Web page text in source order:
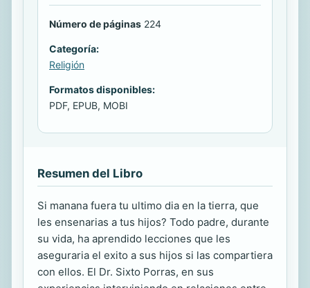
Número de páginas 224
Categoría:
Religión
Formatos disponibles:
PDF, EPUB, MOBI
Resumen del Libro
Si manana fuera tu ultimo dia en la tierra, que
les ensenarias a tus hijos? Todo padre, durante
su vida, ha aprendido lecciones que les
aseguraria el exito a sus hijos si las compartiera
con ellos. El Dr. Sixto Porras, en sus